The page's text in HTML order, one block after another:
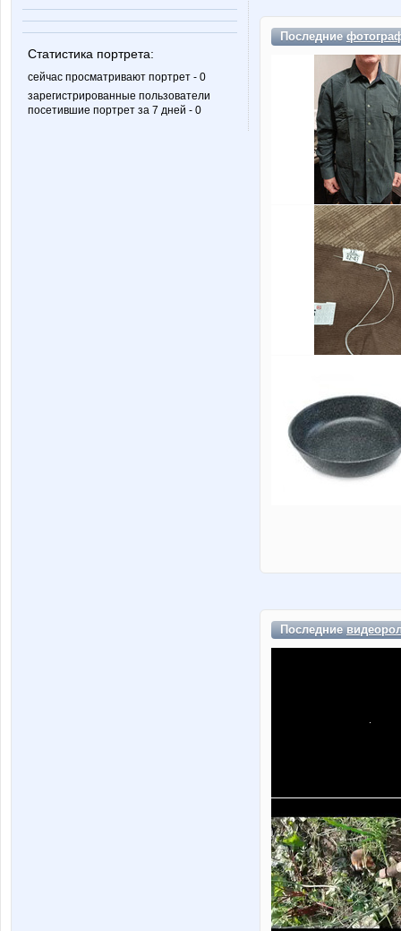
Статистика портрета:
сейчас просматривают портрет - 0
зарегистрированные пользователи
посетившие портрет за 7 дней - 0
Последние
Последние